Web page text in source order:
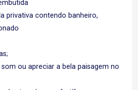
privativa contendo banheiro,
ou apreciar a bela paisagem no